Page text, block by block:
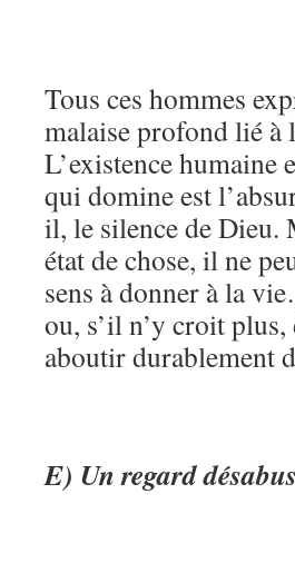
Tous ces hommes
malaise profond lié à
L’existence humaine
qui domine est
il, le silence de Dieu.
état de chose, il ne
sens à donner à la
ou, s’il n’y croit plus,
aboutir durablement
E) Un regard